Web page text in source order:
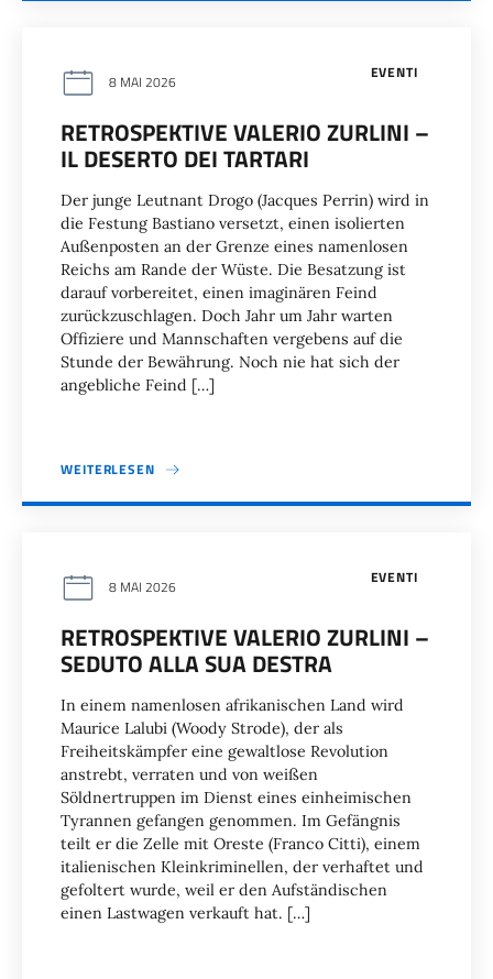
EVENTI
8 MAI 2026
RETROSPEKTIVE VALERIO ZURLINI –
IL DESERTO DEI TARTARI
Der junge Leutnant Drogo (Jacques Perrin) wird in
die Festung Bastiano versetzt, einen isolierten
Außenposten an der Grenze eines namenlosen
Reichs am Rande der Wüste. Die Besatzung ist
darauf vorbereitet, einen imaginären Feind
zurückzuschlagen. Doch Jahr um Jahr warten
Offiziere und Mannschaften vergebens auf die
Stunde der Bewährung. Noch nie hat sich der
angebliche Feind […]
WEITERLESEN
EVENTI
8 MAI 2026
RETROSPEKTIVE VALERIO ZURLINI –
SEDUTO ALLA SUA DESTRA
In einem namenlosen afrikanischen Land wird
Maurice Lalubi (Woody Strode), der als
Freiheitskämpfer eine gewaltlose Revolution
anstrebt, verraten und von weißen
Söldnertruppen im Dienst eines einheimischen
Tyrannen gefangen genommen. Im Gefängnis
teilt er die Zelle mit Oreste (Franco Citti), einem
italienischen Kleinkriminellen, der verhaftet und
gefoltert wurde, weil er den Aufständischen
einen Lastwagen verkauft hat. […]